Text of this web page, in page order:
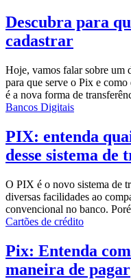
Descubra para
cadastrar
Hoje, vamos falar sobre um
para que serve o Pix e
é a nova forma de
Bancos Digitais
PIX: entenda
desse sistema de
O PIX é o novo sistema de
diversas facilidades ao
convencional no banco.
Cartões de crédito
Pix: Entenda
maneira de pagar